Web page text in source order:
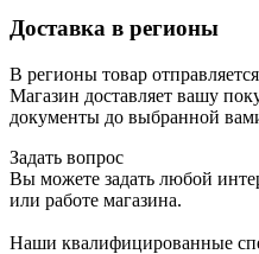
Доставка в регионы
В регионы товар
Магазин доставляет вашу
документы до выбранной
Задать вопрос
Вы можете задать любой
или работе магазина.
Наши квалифицированные